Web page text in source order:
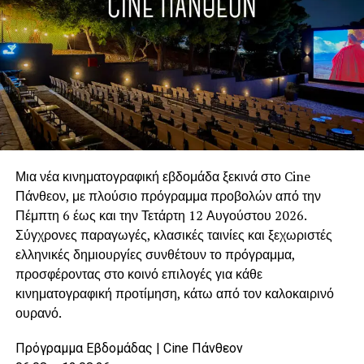
τοπικές υποδομές. Πρόσθετες ανάγκες δημιουργούνται
και από τη λειτουργία των παιδικών κατασκηνώσεων,
γεγονός που καθιστούσε απαραίτητη την ενίσχυση του
στόλου καθαριότητας.
Η παραχώρηση του οχήματος από τον Δήμο Αγίας
Βαρβάρας συνέβαλε ουσιαστικά στη διατήρηση της
καθαριότητας, στην προστασία του περιβάλλοντος και
των επισκεπτών της περιοχής.
Η συγκεκριμένη απόφαση αποδεικνύει ότι ο Δήμος Αγίας
Βαρβάρας δεν περιορίζεται μόνο στο να δέχεται
υποστήριξη όταν τη χρειάζεται. Παρά τις δικές του
καθημερινές ανάγκες, διαθέτει την οργάνωση, τον
εξοπλισμό και, κυρίως, τη βούληση να συνδράμει άλλους
Δήμους, όταν οι περιστάσεις το απαιτούν.
Γιατί η αλληλεγγύη στην Τοπική Αυτοδιοίκηση είναι
Μια νέα κινηματογραφική εβδομάδα ξεκινά στο Cine
Πάνθεον, με πλούσιο πρόγραμμα προβολών από την
Πέμπτη 6 έως και την Τετάρτη 12 Αυγούστου 2026.
Σύγχρονες παραγωγές, κλασικές ταινίες και ξεχωριστές
ελληνικές δημιουργίες συνθέτουν το πρόγραμμα,
προσφέροντας στο κοινό επιλογές για κάθε
κινηματογραφική προτίμηση, κάτω από τον καλοκαιρινό
ουρανό.
Πρόγραμμα Εβδομάδας | Cine Πάνθεον